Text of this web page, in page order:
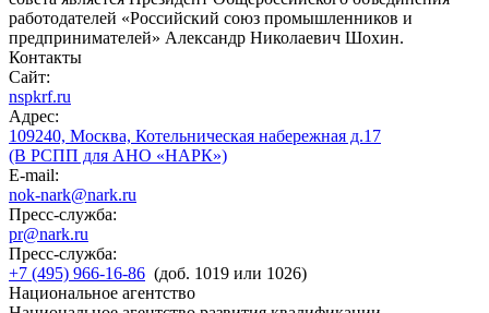
работодателей «Российский союз промышленников и
предпринимателей» Александр Николаевич Шохин.
Контакты
Сайт:
nspkrf.ru
Адрес:
109240, Москва, Котельническая набережная д.17
(В РСПП для АНО «НАРК»)
E-mail:
nok-nark@nark.ru
Пресс-служба:
pr@nark.ru
Пресс-служба:
+7 (495) 966-16-86 (доб. 1019 или 1026)
Национальное агентство